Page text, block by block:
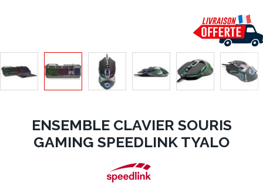
ENSEMBLE CLAVIER SOURIS
GAMING SPEEDLINK TYALO